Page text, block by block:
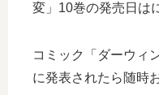
変」10巻の発売日は
コミック「ダーウィ
に発表されたら随時